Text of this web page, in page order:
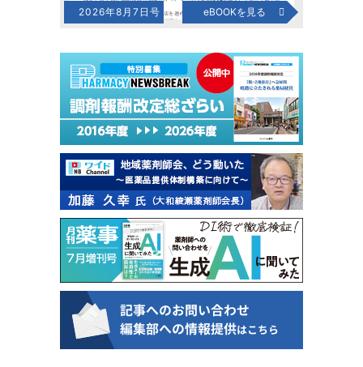
2026年8月7日号 eBOOKを見る